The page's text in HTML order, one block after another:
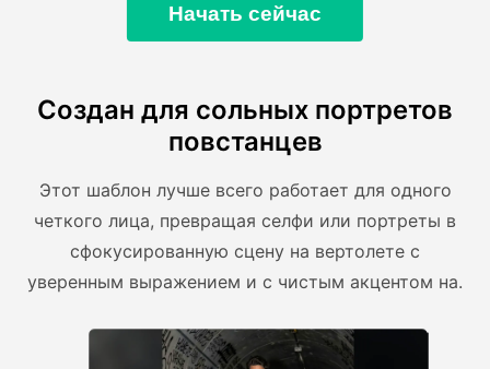
Начать сейчас
Создан для сольных портретов
повстанцев
Этот шаблон лучше всего работает для одного
четкого лица, превращая селфи или портреты в
сфокусированную сцену на вертолете с
уверенным выражением и с чистым акцентом на.